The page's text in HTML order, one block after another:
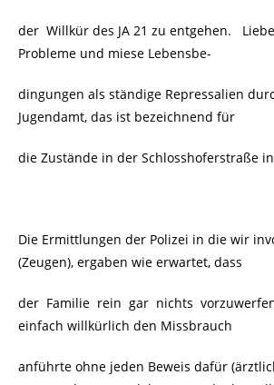
der Willkür des JA 21 zu entgehen.
Probleme und miese Lebensbe-
dingungen als ständige Repressalien
Jugendamt, das ist bezeichnend für
die Zustände in der Schlosshoferstraße
Die Ermittlungen der Polizei in die wir
(Zeugen), ergaben wie erwartet, dass
der Familie rein gar nichts
einfach willkürlich den Missbrauch
anführte ohne jeden Beweis dafür